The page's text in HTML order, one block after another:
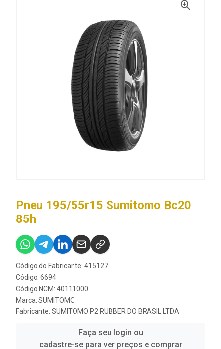
Pneu 195/55r15 Sumitomo Bc20
85h
Código do Fabricante: 415127
Código: 6694
Código NCM: 40111000
Marca: SUMITOMO
Fabricante: SUMITOMO P2 RUBBER DO BRASIL LTDA
Faça seu login ou
cadastre-se para ver preços e comprar